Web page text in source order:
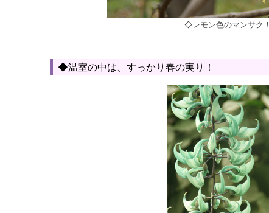
◇レモン色のマンサク！
◆温室の中は、すっかり春の実り！